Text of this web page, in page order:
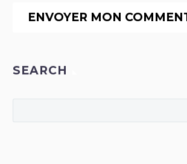
ENVOYER MON
SEARCH